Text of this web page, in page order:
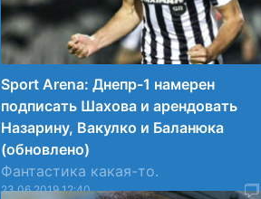
Sport Arena: Днепр-1 намерен
подписать Шахова и арендовать
Назарину, Вакулко и Баланюка
(обновлено)
Фантастика какая-то.
23.06.2019 12:40